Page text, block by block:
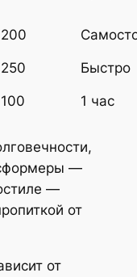
200
250
Быстро
100 1 час
—
—
от
от